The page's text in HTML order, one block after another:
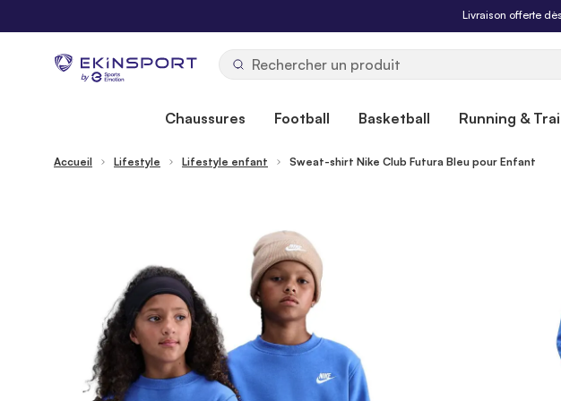
Livraison offerte
by
Chaussures Football Basketball Running &
Accueil Lifestyle Lifestyle enfant Sweat-shirt Nike Club Futura Bleu pour Enfant